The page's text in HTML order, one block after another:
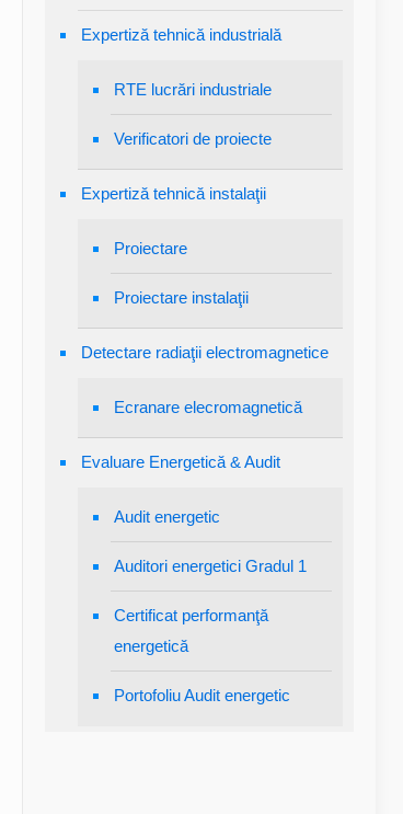
Expertiză tehnică industrială
RTE lucrări industriale
Verificatori de proiecte
Expertiză tehnică instalaţii
Proiectare
Proiectare instalaţii
Detectare radiaţii electromagnetice
Ecranare elecromagnetică
Evaluare Energetică & Audit
Audit energetic
Auditori energetici Gradul 1
Certificat performanţă
energetică
Portofoliu Audit energetic